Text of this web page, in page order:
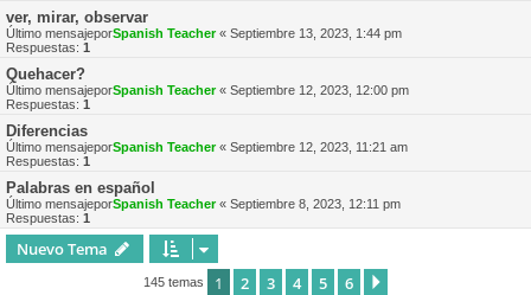
ver, mirar, observar
Último mensajeporSpanish Teacher« Septiembre 13, 2023, 1:44 pm
Respuestas: 1
Quehacer?
Último mensajeporSpanish Teacher« Septiembre 12, 2023, 12:00 pm
Respuestas: 1
Diferencias
Último mensajeporSpanish Teacher« Septiembre 12, 2023, 11:21 am
Respuestas: 1
Palabras en español
Último mensajeporSpanish Teacher« Septiembre 8, 2023, 12:11 pm
Respuestas: 1
Nuevo Tema
145 temas 1 2 3 4 5 6